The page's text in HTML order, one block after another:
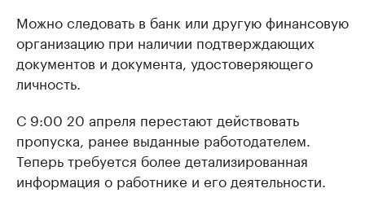
Можно следовать в банк или другую финансовую
организацию при наличии подтверждающих
документов и документа, удостоверяющего
личность.
С 9:00 20 апреля перестают действовать
пропуска, ранее выданные работодателем.
Теперь требуется более детализированная
информация о работнике и его деятельности.